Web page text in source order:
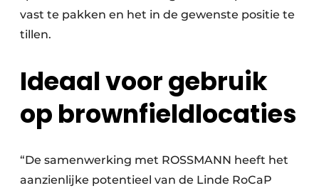
vast te pakken en het in de gewenste positie te
tillen.
Ideaal voor gebruik
op brownfieldlocaties
“De samenwerking met ROSSMANN heeft het
aanzienlijke potentieel van de Linde RoCaP